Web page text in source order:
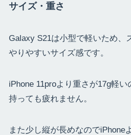
サイズ・重さ
Galaxy S21は小型で軽いため、
やりやすいサイズ感です。
iPhone 11proより重さが17g軽
持っても疲れません。
また少し縦が長めなのでiPhone